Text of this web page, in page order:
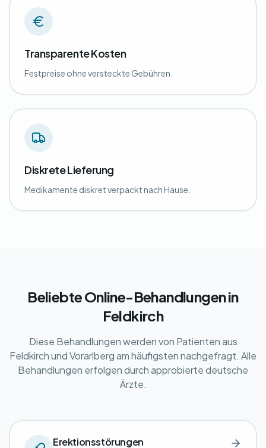
Transparente Kosten
Festpreise ohne versteckte Gebühren.
Diskrete Lieferung
Medikamente diskret verpackt nach Hause.
Beliebte Online-Behandlungen in
Feldkirch
Diese Behandlungen werden von Patienten aus
Feldkirch und Vorarlberg am häufigsten nachgefragt. Alle
Behandlungen erfolgen durch approbierte deutsche
Ärzte.
Erektionsstörungen